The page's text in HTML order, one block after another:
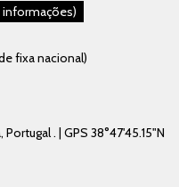
informações)
fixa nacional)
. | GPS 38°47'45.15"N